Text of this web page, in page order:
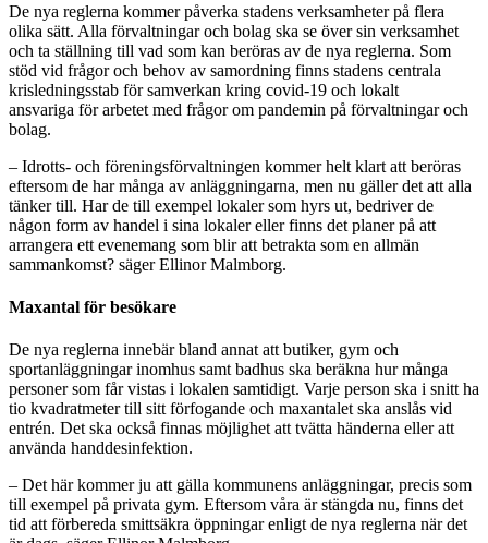
De nya reglerna kommer påverka stadens verksamheter på flera
olika sätt. Alla förvaltningar och bolag ska se över sin verksamhet
och ta ställning till vad som kan beröras av de nya reglerna. Som
stöd vid frågor och behov av samordning finns stadens centrala
krisledningsstab för samverkan kring covid-19 och lokalt
ansvariga för arbetet med frågor om pandemin på förvaltningar och
bolag.
– Idrotts- och föreningsförvaltningen kommer helt klart att beröras
eftersom de har många av anläggningarna, men nu gäller det att alla
tänker till. Har de till exempel lokaler som hyrs ut, bedriver de
någon form av handel i sina lokaler eller finns det planer på att
arrangera ett evenemang som blir att betrakta som en allmän
sammankomst? säger Ellinor Malmborg.
Maxantal för besökare
De nya reglerna innebär bland annat att butiker, gym och
sportanläggningar inomhus samt badhus ska beräkna hur många
personer som får vistas i lokalen samtidigt. Varje person ska i snitt ha
tio kvadratmeter till sitt förfogande och maxantalet ska anslås vid
entrén. Det ska också finnas möjlighet att tvätta händerna eller att
använda handdesinfektion.
– Det här kommer ju att gälla kommunens anläggningar, precis som
till exempel på privata gym. Eftersom våra är stängda nu, finns det
tid att förbereda smittsäkra öppningar enligt de nya reglerna när det